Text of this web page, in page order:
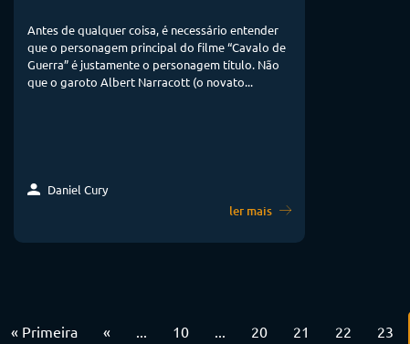
Antes de qualquer coisa, é necessário entender
que o personagem principal do filme “Cavalo de
Guerra” é justamente o personagem título. Não
que o garoto Albert Narracott (o novato...
Daniel Cury
ler mais
« Primeira « ... 10 ... 20 21 22 23